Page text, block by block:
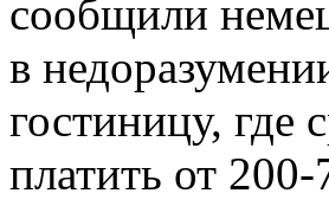
сообщили
в
гостиницу, где
платить от